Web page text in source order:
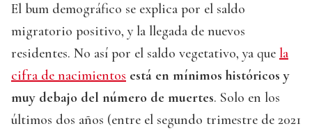
El bum demográfico se explica por el saldo
migratorio positivo, y la llegada de nuevos
residentes. No así por el saldo vegetativo, ya que la
cifra de nacimientos está en mínimos históricos y
muy debajo del número de muertes. Solo en los
últimos dos años (entre el segundo trimestre de 2021